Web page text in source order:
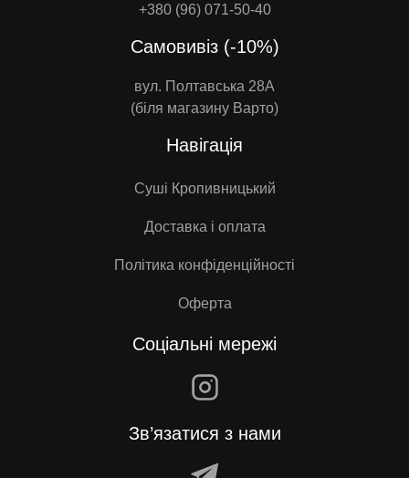
+380 (96) 071-50-40
Самовивіз (-10%)
вул. Полтавська 28А
(біля магазину Варто)
Навігація
Суші Кропивницький
Доставка і оплата
Політика конфіденційності
Оферта
Соціальні мережі
Зв’язатися з нами